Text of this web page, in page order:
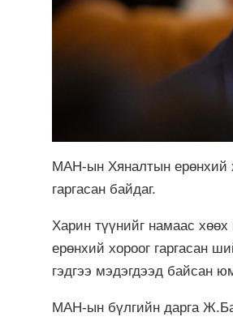
МАН-ын Хяналтын ерөнхий
гаргасан байдаг.
Харин түүнийг намаас
ерөнхий хороог гаргасан
гэдгээ мэдэгдээд байсан
МАН-ын бүлгийн дарга